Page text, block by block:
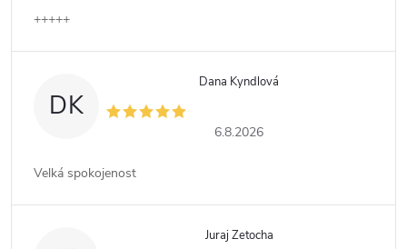
+++++
DK
Dana Kyndlová
6.8.2026
Velká spokojenost
Juraj Zetocha